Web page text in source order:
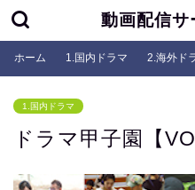
動画配信サ
ホーム 1.国内ドラマ 2.海外ド
1.国内ドラマ
ドラマ甲子園【